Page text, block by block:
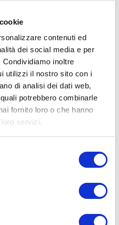
contenuti ed
dei social media e per
inoltre
utilizzi il nostro sito con i
di analisi dei dati web,
potrebbero combinarle
fornito loro o che hanno
servizi.
un'unica azienda.
l'auto a 360°. ALBA
INTERVISTATA DA "IL
nasce nel 1975 e